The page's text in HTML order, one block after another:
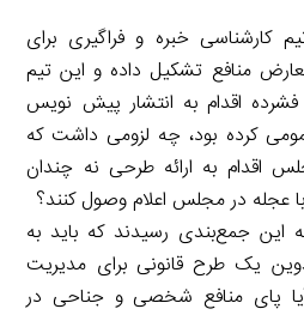
کارشناسی خبره و فراگیری برای
منافع تشکیل داده و این تیم
اقدام به انتشار پیش نویس
کرده بود، چه لزومی داشت که
اقدام به ارائه طرحی نه چندان
عجله در مجلس اعلام وصول کنند؟
این جمع‌بندی رسیدند که باید به
یک طرح قانونی برای مدیریت
پای منافع شخصی و جناحی در